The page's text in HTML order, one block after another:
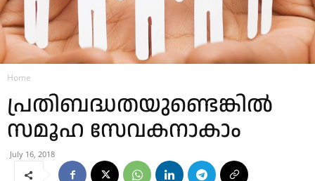
Home
പ്രതിബദ്ധതയുണ്ടെങ്കില്‍
സമൂഹ സേവകനാകാം
July 16, 2018